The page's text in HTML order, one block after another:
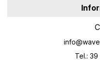
Tel.: